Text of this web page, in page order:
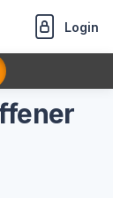
Login